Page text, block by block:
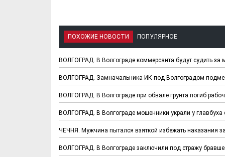
ПОХОЖИЕ НОВОСТИ ПОПУЛЯРНОЕ
ВОЛГОГРАД. В Волгограде коммерсанта будут судить за
ВОЛГОГРАД. Замначальника ИК под Волгоградом
ВОЛГОГРАД. В Волгограде при обвале грунта погиб
ВОЛГОГРАД. В Волгограде мошенники украли у главбуха
ЧЕЧНЯ. Мужчина пытался взяткой избежать наказания
ВОЛГОГРАД. В Волгограде заключили под стражу